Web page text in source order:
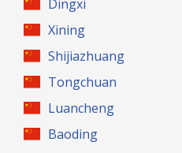
Dingxi
Xining
Shijiazhuang
Tongchuan
Luancheng
Baoding